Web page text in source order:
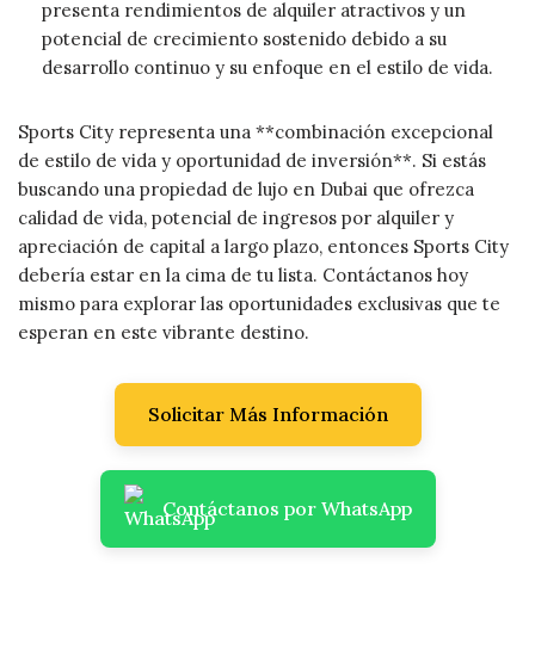
presenta rendimientos de alquiler atractivos y un
potencial de crecimiento sostenido debido a su
desarrollo continuo y su enfoque en el estilo de vida.
Sports City representa una **combinación excepcional
de estilo de vida y oportunidad de inversión**. Si estás
buscando una propiedad de lujo en Dubai que ofrezca
calidad de vida, potencial de ingresos por alquiler y
apreciación de capital a largo plazo, entonces Sports City
debería estar en la cima de tu lista. Contáctanos hoy
mismo para explorar las oportunidades exclusivas que te
esperan en este vibrante destino.
Solicitar Más Información
Contáctanos por WhatsApp